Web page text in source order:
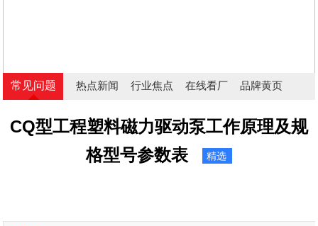
常见问题 热点新闻 行业焦点 在线看厂 品牌黄页
CQ型工程塑料磁力驱动泵工作原理及规
格型号参数表
精选